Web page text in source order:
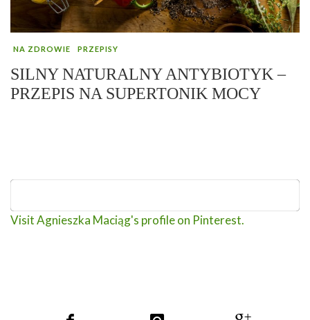
NA ZDROWIE PRZEPISY
SILNY NATURALNY ANTYBIOTYK –
PRZEPIS NA SUPERTONIK MOCY
Visit Agnieszka Maciąg's profile on Pinterest.